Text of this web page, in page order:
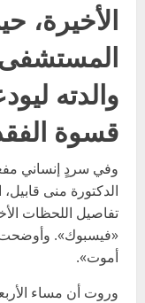
الأخيرة،
والدته
قسوة
وفي سردٍ إنساني
الدكتورة منى قابيل،
تفاصيل اللحظات
«فيسبوك». وأوضحت
أموت».
وروت أن مساء